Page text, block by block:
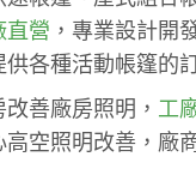
直營 ，專業設計開
供各種活動帳篷的
善廠房照明， 工
高空照明改善，廠